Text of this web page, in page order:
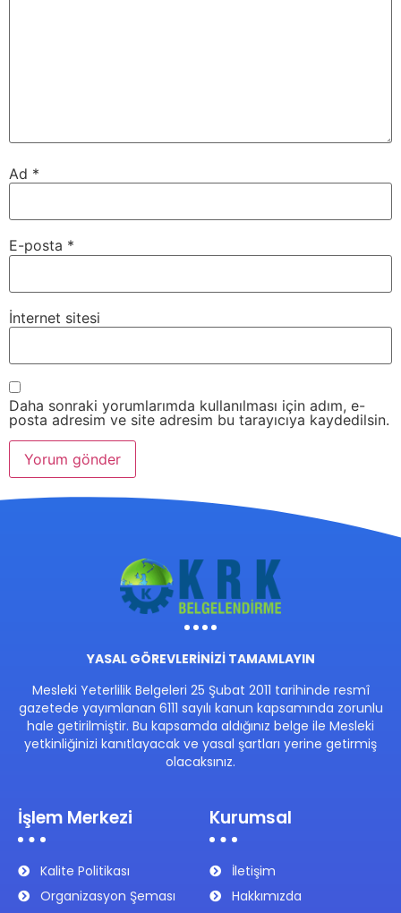
Ad *
E-posta *
İnternet sitesi
Daha sonraki yorumlarımda kullanılması için adım, e-
posta adresim ve site adresim bu tarayıcıya kaydedilsin.
YASAL GÖREVLERİNİZİ TAMAMLAYIN
Mesleki Yeterlilik Belgeleri 25 Şubat 2011 tarihinde resmî
gazetede yayımlanan 6111 sayılı kanun kapsamında zorunlu
hale getirilmiştir. Bu kapsamda aldığınız belge ile Mesleki
yetkinliğinizi kanıtlayacak ve yasal şartları yerine getirmiş
olacaksınız.
İşlem Merkezi
Kalite Politikası
Organizasyon Şeması
Kurumsal
İletişim
Hakkımızda